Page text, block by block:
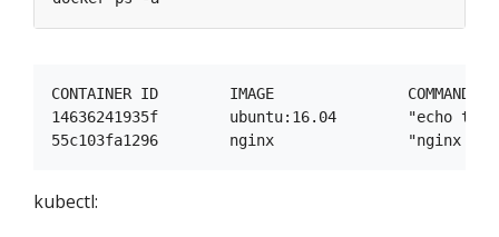
CONTAINER ID        IMAGE
14636241935f        ubuntu:16.04
kubectl: